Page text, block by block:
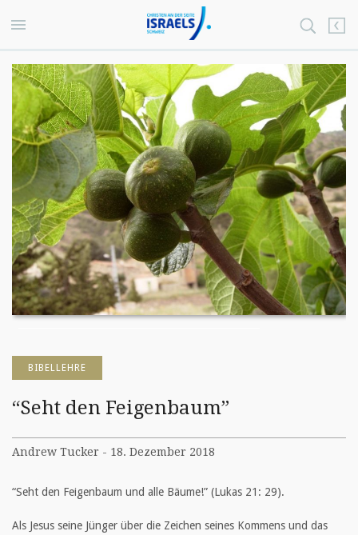
BIBELLEHRE
“Seht den Feigenbaum”
Andrew Tucker - 18. Dezember 2018
“Seht den Feigenbaum und alle Bäume!” (Lukas 21: 29).
Als Jesus seine Jünger über die Zeichen seines Kommens und das